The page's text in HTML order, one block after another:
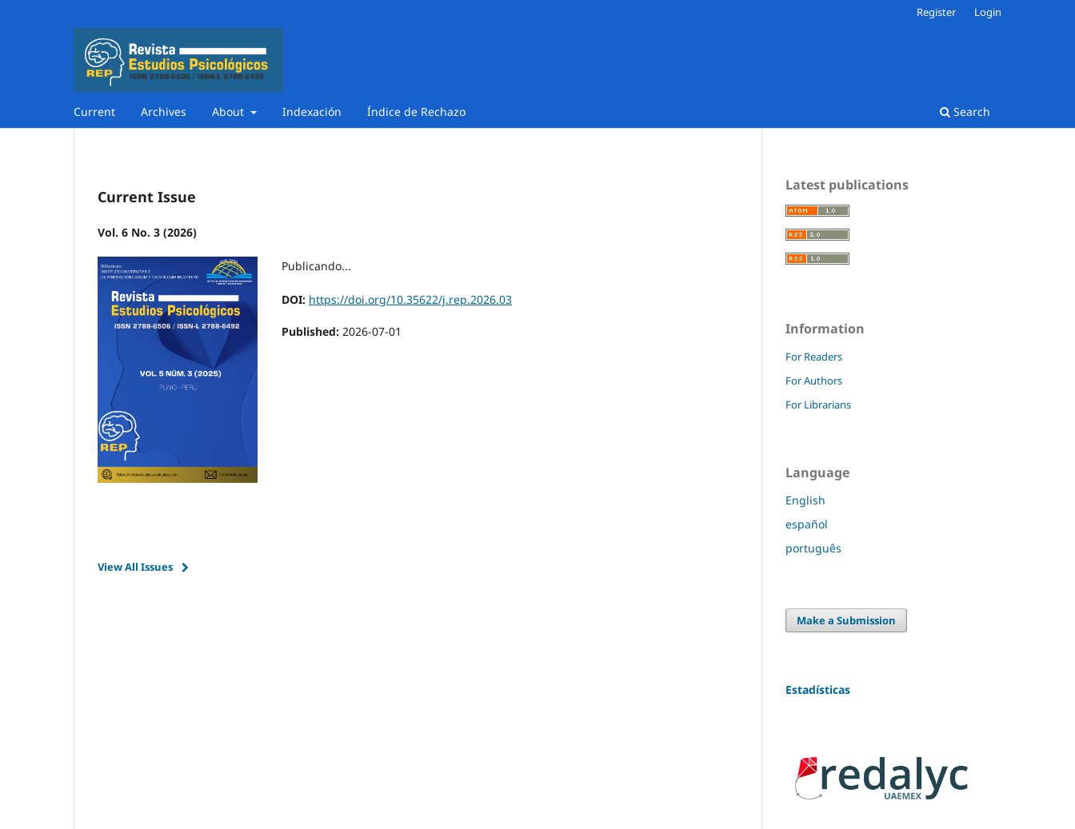
Current Archives About Indexación Índice de Rechazo Search
Register Login
Current Issue
Vol. 6 No. 3 (2026)
Publicando...
DOI: https://doi.org/10.35622/j.rep.2026.03
Published: 2026-07-01
View All Issues
Latest publications
Information
For Readers
For Authors
For Librarians
Language
English
español
português
Make a Submission
Estadísticas